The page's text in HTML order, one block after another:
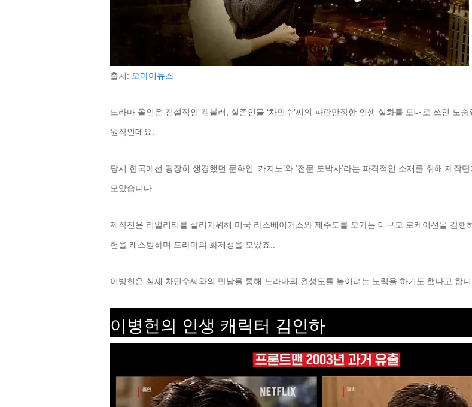
출처: 오마이뉴스
드라마 올인은 전설적인 겜블러, 실존인물 ‘차민수’씨의 파란만장한 인생 실화를 토대로 쓰인 노승
원작인데요.
당시 한국에선 굉장히 생경했던 문화인 ‘카지노’와 ‘전문 도박사’라는 파격적인 소재를 취해 제작
모았습니다.
제작진은 리얼리티를 살리기위해 미국 라스베이거스와 제주도를 오가는 대규모 로케이션을 감행
헌을 캐스팅하며 드라마의 화제성을 모았죠..
이병헌은 실제 차민수씨와의 만남을 통해 드라마의 완성도를 높이려는 노력을 하기도 했다고 합니
이병헌의 인생 캐릭터 김인하